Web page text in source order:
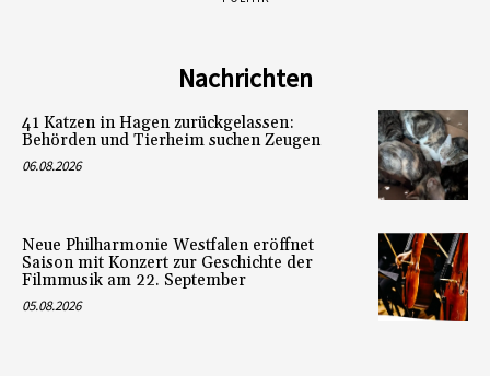
Nachrichten
41 Katzen in Hagen zurückgelassen:
Behörden und Tierheim suchen Zeugen
06.08.2026
Neue Philharmonie Westfalen eröffnet
Saison mit Konzert zur Geschichte der
Filmmusik am 22. September
05.08.2026